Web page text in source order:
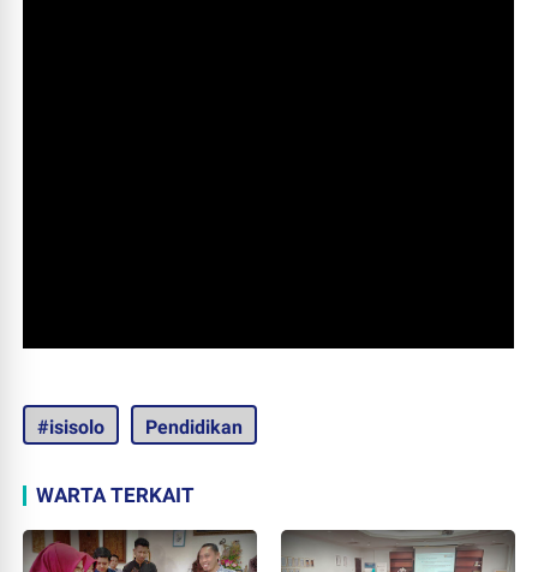
#isisolo Pendidikan
WARTA TERKAIT